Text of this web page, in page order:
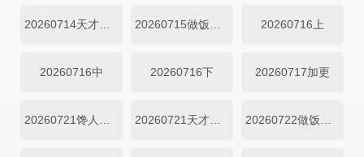
20260716上
20260716中 20260716下 20260717加更
20260721天才厨房